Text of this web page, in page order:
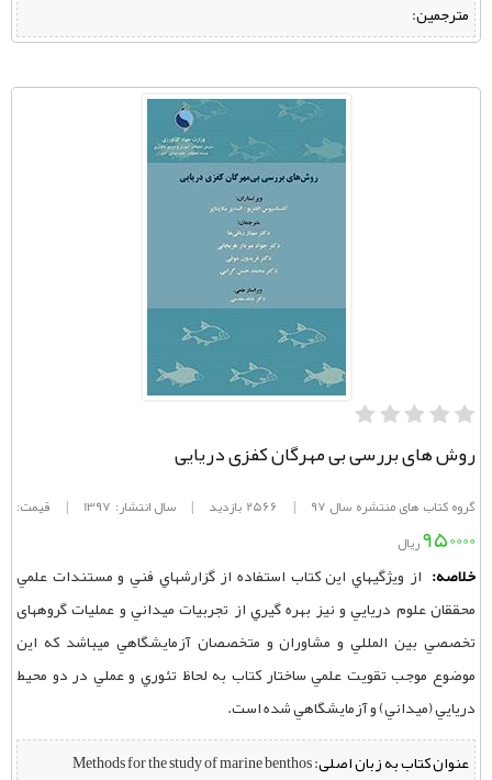
مترجمین:
روش های بررسی بی ‌مهرگان کفزی دریایی
گروه کتاب های منتشره سال 97 | 2566 بازدید | سال انتشار: 1397 | قیمت:
950000ریال
خلاصه: از ويژگيهاي اين كتاب استفاده از گزارشهاي فني و مستندات علمي
محققان علوم دريايي و نيز بهره‌ گيري از تجربيات ميداني و عمليات گروههای
تخصصي بين ‌المللي و مشاوران و متخصصان آزمايشگاهي ميباشد كه اين
موضوع موجب تقويت علمي ساختار كتاب به لحاظ تئوري و عملي در دو محيط
دريايي (ميداني) و آزمايشگاهي شده است.
عنوان کتاب به زبان اصلی: